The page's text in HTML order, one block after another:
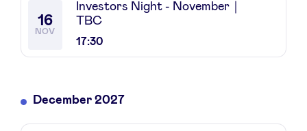
16
NOV
17:30
Investors Night - November｜
TBC
December 2027